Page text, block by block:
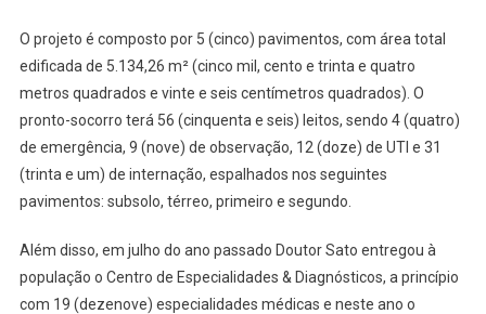
O projeto é composto por 5 (cinco) pavimentos, com área total
edificada de 5.134,26 m² (cinco mil, cento e trinta e quatro
metros quadrados e vinte e seis centímetros quadrados). O
pronto-socorro terá 56 (cinquenta e seis) leitos, sendo 4 (quatro)
de emergência, 9 (nove) de observação, 12 (doze) de UTI e 31
(trinta e um) de internação, espalhados nos seguintes
pavimentos: subsolo, térreo, primeiro e segundo.
Além disso, em julho do ano passado Doutor Sato entregou à
população o Centro de Especialidades & Diagnósticos, a princípio
com 19 (dezenove) especialidades médicas e neste ano o